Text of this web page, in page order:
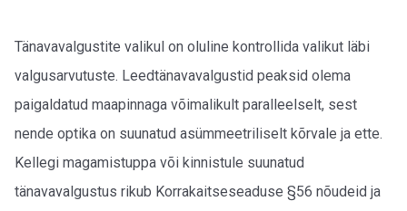
Tänavavalgustite valikul on oluline kontrollida valikut läbi
valgusarvutuste. Leedtänavavalgustid peaksid olema
paigaldatud maapinnaga võimalikult paralleelselt, sest
nende optika on suunatud asümmeetriliselt kõrvale ja ette.
Kellegi magamistuppa või kinnistule suunatud
tänavavalgustus rikub Korrakaitseseaduse §56 nõudeid ja